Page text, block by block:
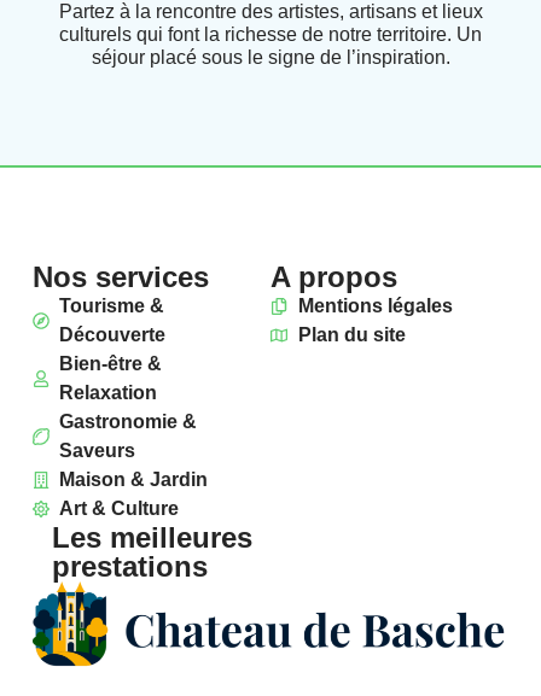
Partez à la rencontre des artistes, artisans et lieux
culturels qui font la richesse de notre territoire. Un
séjour placé sous le signe de l’inspiration.
Nos services
Tourisme &
Découverte
Bien-être &
Relaxation
Gastronomie &
Saveurs
Maison & Jardin
Art & Culture
A propos
Mentions légales
Plan du site
Les meilleures
prestations